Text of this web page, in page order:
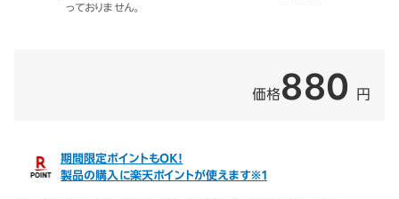
っておりません。
価格880 円
期間限定ポイントもOK！
製品の購入に楽天ポイントが使えます※1